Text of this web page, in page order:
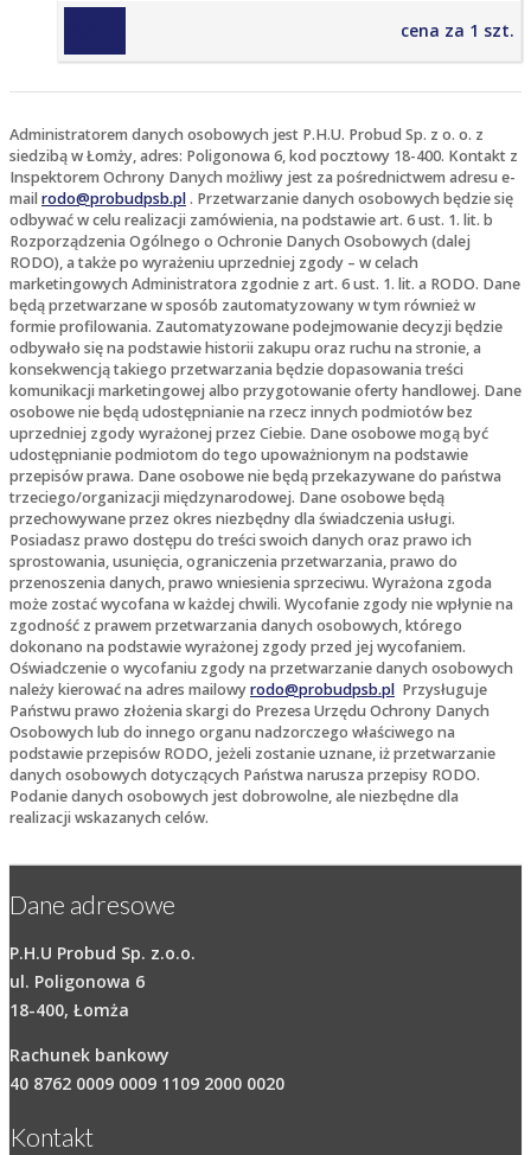
cena za 1 szt.
Administratorem danych osobowych jest P.H.U. Probud Sp. z o. o. z
siedzibą w Łomży, adres: Poligonowa 6, kod pocztowy 18-400. Kontakt z
Inspektorem Ochrony Danych możliwy jest za pośrednictwem adresu e-
mailrodo@probudpsb.pl. Przetwarzanie danych osobowych będzie się
odbywać w celu realizacji zamówienia, na podstawie art. 6 ust. 1. lit. b
Rozporządzenia Ogólnego o Ochronie Danych Osobowych (dalej
RODO), a także po wyrażeniu uprzedniej zgody – w celach
marketingowych Administratora zgodnie z art. 6 ust. 1. lit. a RODO. Dane
będą przetwarzane w sposób zautomatyzowany w tym również w
formie profilowania. Zautomatyzowane podejmowanie decyzji będzie
odbywało się na podstawie historii zakupu oraz ruchu na stronie, a
konsekwencją takiego przetwarzania będzie dopasowania treści
komunikacji marketingowej albo przygotowanie oferty handlowej. Dane
osobowe nie będą udostępnianie na rzecz innych podmiotów bez
uprzedniej zgody wyrażonej przez Ciebie. Dane osobowe mogą być
udostępnianie podmiotom do tego upoważnionym na podstawie
przepisów prawa. Dane osobowe nie będą przekazywane do państwa
trzeciego/organizacji międzynarodowej. Dane osobowe będą
przechowywane przez okres niezbędny dla świadczenia usługi.
Posiadasz prawo dostępu do treści swoich danych oraz prawo ich
sprostowania, usunięcia, ograniczenia przetwarzania, prawo do
przenoszenia danych, prawo wniesienia sprzeciwu. Wyrażona zgoda
może zostać wycofana w każdej chwili. Wycofanie zgody nie wpłynie na
zgodność z prawem przetwarzania danych osobowych, którego
dokonano na podstawie wyrażonej zgody przed jej wycofaniem.
Oświadczenie o wycofaniu zgody na przetwarzanie danych osobowych
należy kierować na adres mailowyrodo@probudpsb.pl Przysługuje
Państwu prawo złożenia skargi do Prezesa Urzędu Ochrony Danych
Osobowych lub do innego organu nadzorczego właściwego na
podstawie przepisów RODO, jeżeli zostanie uznane, iż przetwarzanie
danych osobowych dotyczących Państwa narusza przepisy RODO.
Podanie danych osobowych jest dobrowolne, ale niezbędne dla
realizacji wskazanych celów.
Dane adresowe
P.H.U Probud Sp. z.o.o.
ul. Poligonowa 6
18-400, Łomża
Rachunek bankowy
40 8762 0009 0009 1109 2000 0020
Kontakt